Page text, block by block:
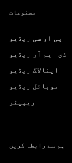
مصنوعات
پی او سی ریڈیو
ڈی ایم آر ریڈیو
اینالاگ ریڈیو
موبائل ریڈیو
ریپیٹر
ہم سے رابطہ کریں